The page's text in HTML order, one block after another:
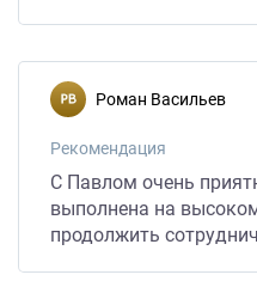
Роман Васильев
Рекомендация
С Павлом очень
выполнена на
продолжить